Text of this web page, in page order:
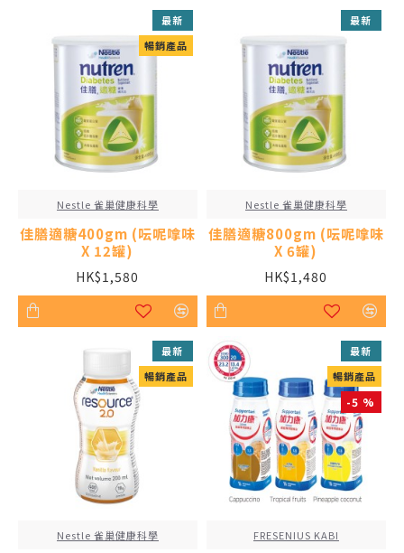
最新
暢銷產品
Nestle 雀巢健康科學
佳膳適糖400gm (呍呢嗱味
X 12罐)
HK$1,580
最新
Nestle 雀巢健康科學
佳膳適糖800gm (呍呢嗱味
X 6罐)
HK$1,480
最新
暢銷產品
Nestle 雀巢健康科學
最新
暢銷產品
-5 %
FRESENIUS KABI